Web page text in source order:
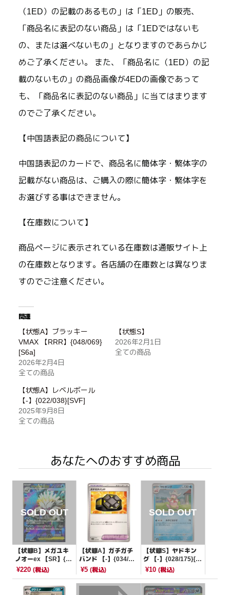
（1ED）の記載のあるもの」は「1ED」の販売、
「商品名に表記のない商品」は「1EDではないも
の、または選べないもの」となりますのであらかじ
めご了承ください。 また、「商品名に（1ED）の記
載のないもの」の商品画像が4EDの画像であって
も、「商品名に表記のない商品」に当てはまります
のでご了承ください。
【中国語表記の商品について】
中国語表記のカードで、商品名に簡体字・繁体字の
記載がない商品は、ご購入の際に簡体字・繁体字を
お選びする事はできません。
【在庫数について】
商品ページに表示されている在庫数は通販サイト上
の在庫数となります。各店舗の在庫数とは異なりま
すのでご注意ください。
関連
【状態A】ブラッキー
VMAX 【RRR】{048/069}
[S6a]
2026年2月4日
全ての商品
【状態S】
2026年2月1日
全ての商品
【状態A】レベルボール
【-】{022/038}[SVF]
2025年9月8日
全ての商品
あなたへのおすすめ商品
【状態B】メガユキ
ノオーex 【SR】{07
6/063}[M1S]
¥220 (税込)
【状態A】ガチガチ
バンド 【-】{034/05
3}[SVHM]
¥5(税込)
【状態S】ヤドキン
グ 【-】{028/175}[S
VM]
¥10 (税込)